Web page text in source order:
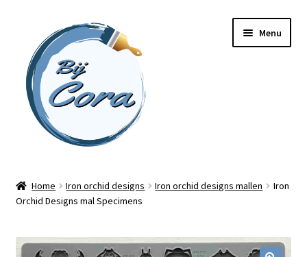
naar
navigatie
inhoud
Menu
Workshops
Online cursussen
Home Iron orchid designs Iron orchid designs mallen
Iron
Orchid Designs mal Specimens